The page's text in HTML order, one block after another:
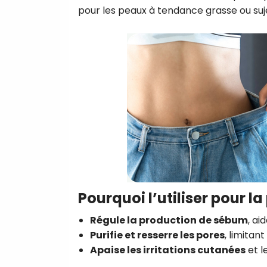
pour les peaux à tendance grasse ou
Pourquoi l’utiliser pour la
Régule la production de sébum,
Purifie et resserre les pores, limitant
Apaise les irritations cutanéeset